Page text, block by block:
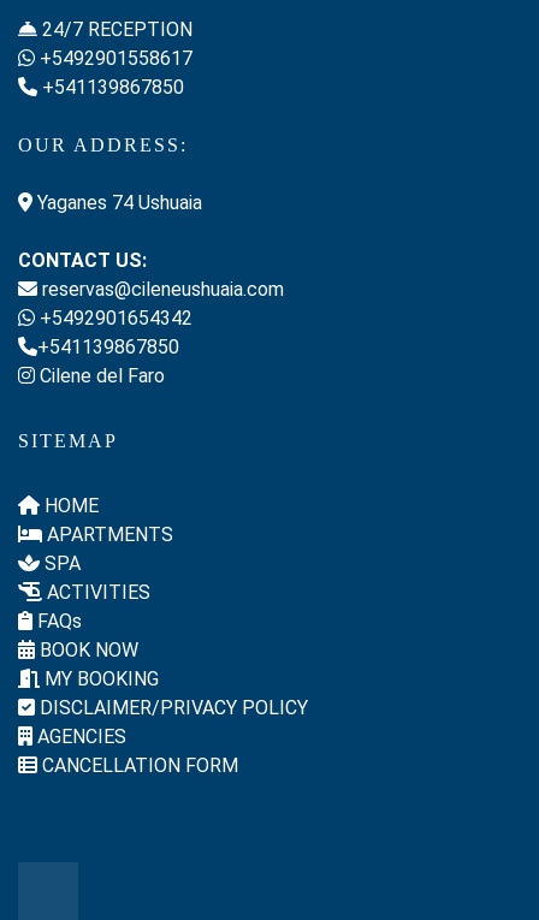
24/7 RECEPTION
+5492901558617
+541139867850
OUR ADDRESS:
Yaganes 74 Ushuaia
CONTACT US:
reservas@cileneushuaia.com
+5492901654342
+541139867850
Cilene del Faro
SITEMAP
HOME
APARTMENTS
SPA
ACTIVITIES
FAQs
BOOK NOW
MY BOOKING
DISCLAIMER/PRIVACY POLICY
AGENCIES
CANCELLATION FORM